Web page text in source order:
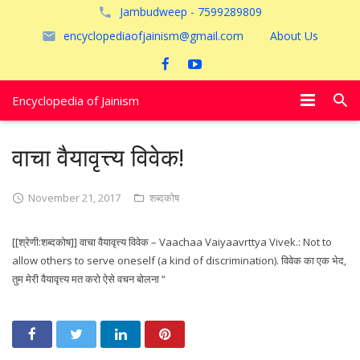
Jambudweep - 7599289809
encyclopediaofjainism@gmail.com
About Us
Encyclopedia of Jainism
अयोध्या
वाचा वैयावृत्त्य विवेक!
November 21, 2017 शब्दकोष
[[श्रेणी:शब्दकोष]] वाचा वैयावृत्त्य विवेक – Vaachaa Vaiyaavrttya Vivek.: Not to
allow others to serve oneself (a kind of discrimination). विवेक का एक भेद,
तुम मेरी वैयावृत्त्य मत करो ऐसे वचन बोलना “